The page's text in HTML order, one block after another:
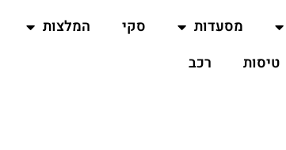
מסעדות סקי
המלצות
טיסות רכב